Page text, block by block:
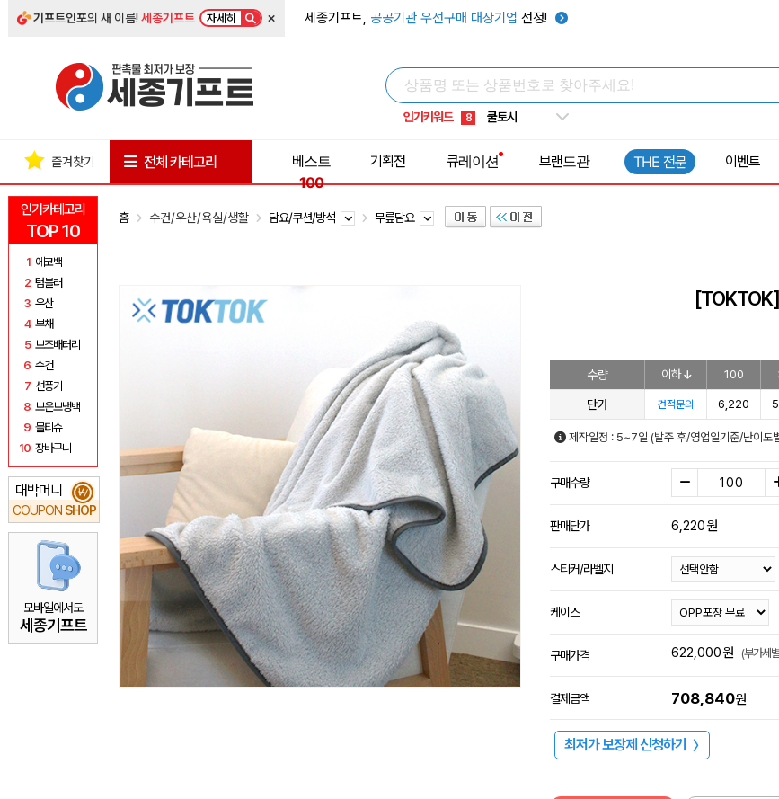
기프트인포의 새 이름!세종기프트 자세히 × 세종기프트, 공공기관 우선구매 대상기업 선정!
인기키워드
5 키캡
8 쿨토시
9 넥쿨러
1 선풍기
인기카테고리
TOP 10
1 에코백
2 텀블러
3 우산
4 부채
5 보조배터리
6 수건
7 선풍기
8 보온보냉백
9 물티슈
10 장바구니
대박머니
COUPON SHOP
₩
모바일에서도
세종기프트
즐겨찾기 전체 카테고리
베스트
100
기획전 큐레이션 브랜드관 THE 전문 이벤트
홈 수건/우산/욕실/생활 담요/쿠션/방석 무릎담요
수량 이하 100
단가 견적문의 6,220
제작일정 : 5~7일 (발주 후/영업일기준/난이도
구매수량
판매단가 6,220원
스티커/라벨지
케이스
구매가격 622,000원 (부가세
결제금액 708,840원
최저가 보장제 신청하기 〉